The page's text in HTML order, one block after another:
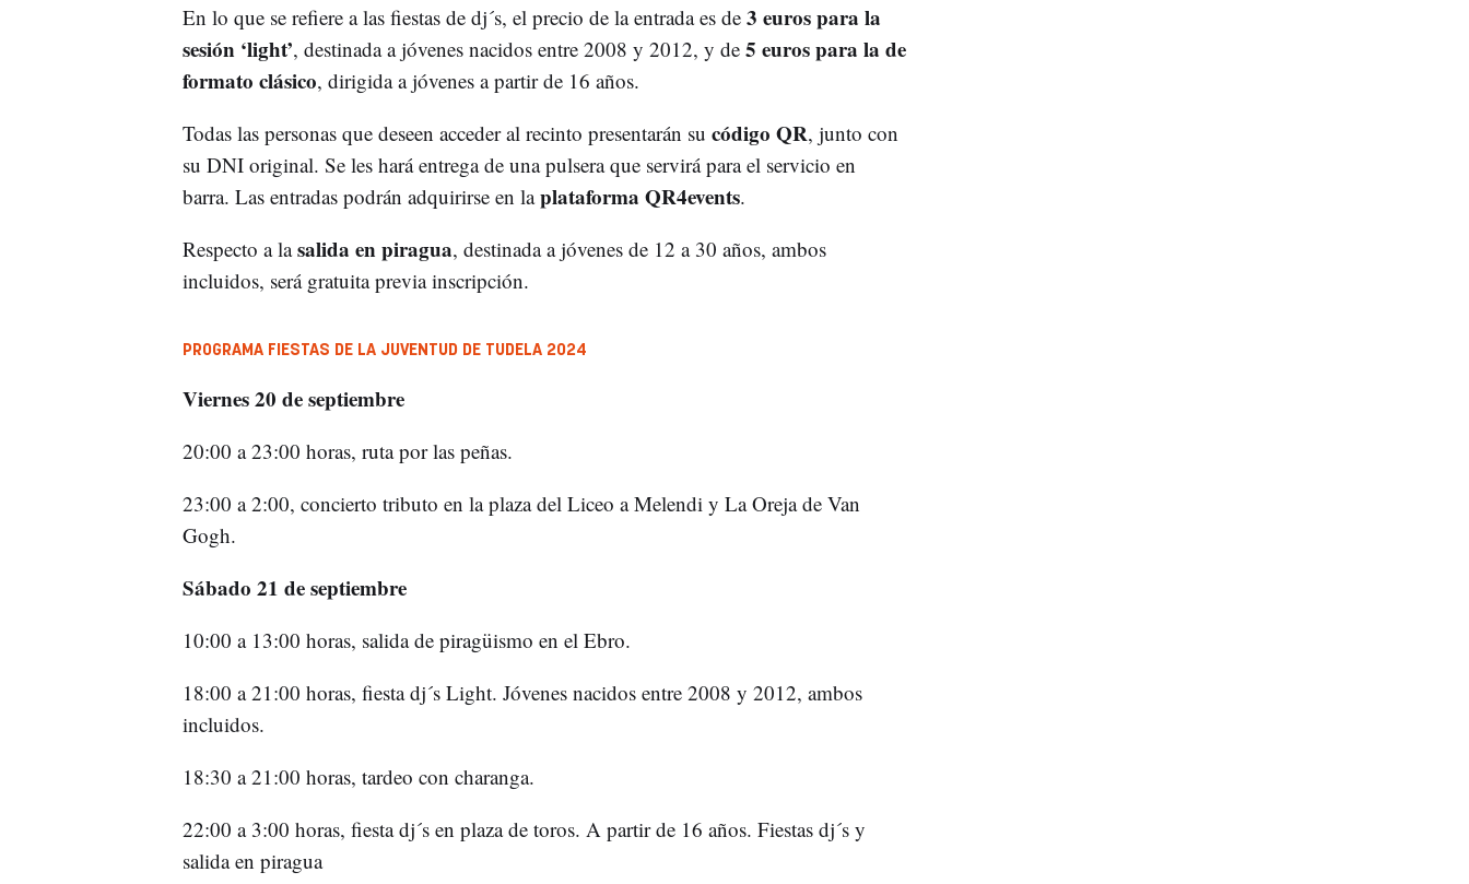
En lo que se refiere a las fiestas de dj´s, el precio de la entrada es de 3 euros para la
sesión ‘light’, destinada a jóvenes nacidos entre 2008 y 2012, y de 5 euros para la de
formato clásico, dirigida a jóvenes a partir de 16 años.
Todas las personas que deseen acceder al recinto presentarán su código QR, junto con
su DNI original. Se les hará entrega de una pulsera que servirá para el servicio en
barra. Las entradas podrán adquirirse en laplataforma QR4events.
Respecto a lasalida en piragua, destinada a jóvenes de 12 a 30 años, ambos
incluidos, será gratuita previa inscripción.
PROGRAMA FIESTAS DE LA JUVENTUD DE TUDELA 2024
Viernes 20 de septiembre
20:00 a 23:00 horas, ruta por las peñas.
23:00 a 2:00, concierto tributo en la plaza del Liceo a Melendi y La Oreja de Van
Gogh.
Sábado 21 de septiembre
10:00 a 13:00 horas, salida de piragüismo en el Ebro.
18:00 a 21:00 horas, fiesta dj´s Light. Jóvenes nacidos entre 2008 y 2012, ambos
incluidos.
18:30 a 21:00 horas, tardeo con charanga.
22:00 a 3:00 horas, fiesta dj´s en plaza de toros. A partir de 16 años. Fiestas dj´s y
salida en piragua